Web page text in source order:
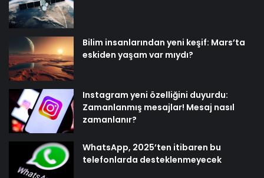
Bilim insanlarından yeni keşif: Mars’ta
eskiden yaşam var mıydı?
Instagram yeni özelliğini duyurdu:
Zamanlanmış mesajlar! Mesaj nasıl
zamanlanır?
WhatsApp, 2025’ten itibaren bu
telefonlarda desteklenmeyecek